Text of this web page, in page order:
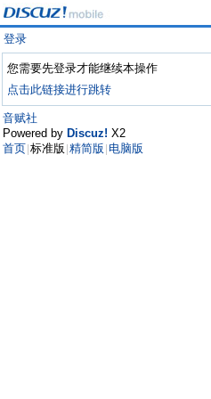
登录
您需要先登录才能继续本操作
点击此链接进行跳转
音赋社
Powered by Discuz! X2
首页 标准版 精简版 电脑版